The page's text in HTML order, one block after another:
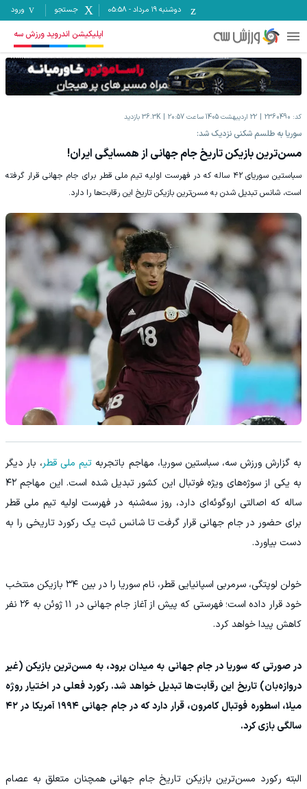
دوشنبه ۱۹ مرداد -
05:58 جستجو ورود
اپلیکیشن اندروید ورزش سه
کد: 2360490 22 اردیبهشت 1405 ساعت 20:57 36.3K بازدید
سوریا به طلسم شکنی نزدیک شد:
مسن‌ترین بازیکن تاریخ جام جهانی از همسایگی ایران!
سباستین سوریای ۴۲ ساله که در فهرست اولیه تیم ملی قطر برای جام جهانی قرار گرفته
است، شانس تبدیل شدن به مسن‌ترین بازیکن تاریخ این رقابت‌ها را دارد.
به گزارش ورزش سه، سباستین سوریا، مهاجم باتجربه تیم ملی قطر، بار دیگر
به یکی از سوژه‌های ویژه فوتبال این کشور تبدیل شده است. این مهاجم ۴۲
ساله که اصالتی اروگوئه‌ای دارد، روز سه‌شنبه در فهرست اولیه تیم ملی قطر
برای حضور در جام جهانی قرار گرفت تا شانس ثبت یک رکورد تاریخی را به
دست بیاورد.
خولن لوپتگی، سرمربی اسپانیایی قطر، نام سوریا را در بین ۳۴ بازیکن منتخب
خود قرار داده است؛ فهرستی که پیش از آغاز جام جهانی در ۱۱ ژوئن به ۲۶ نفر
کاهش پیدا خواهد کرد.
در صورتی که سوریا در جام جهانی به میدان برود، به مسن‌ترین بازیکن (غیر
دروازه‌بان) تاریخ این رقابت‌ها تبدیل خواهد شد. رکورد فعلی در اختیار روژه
میلا، اسطوره فوتبال کامرون، قرار دارد که در جام جهانی ۱۹۹۴ آمریکا در ۴۲
سالگی بازی کرد.
البته رکورد مسن‌ترین بازیکن تاریخ جام جهانی همچنان متعلق به عصام